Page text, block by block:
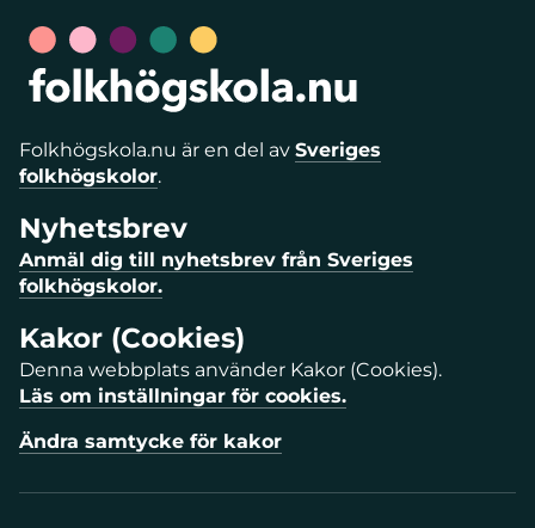
Folkhögskola.nu är en del av Sveriges
folkhögskolor.
Nyhetsbrev
Anmäl dig till nyhetsbrev från Sveriges
folkhögskolor.
Kakor (Cookies)
Denna webbplats använder Kakor (Cookies).
Läs om inställningar för cookies.
Ändra samtycke för kakor